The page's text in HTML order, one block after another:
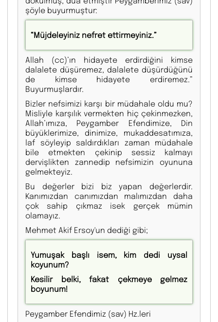
şöyle buyurmuştur:
“Müjdeleyiniz nefret ettirmeyiniz.”
Allah (cc)’ın hidayete erdirdiğini kimse
dalalete düşüremez, dalalete düşürdüğünü
de kimse hidayete erdiremez.”
Buyurmuşlardır.
Bizler nefsimizi karşı bir müdahale oldu mu?
Misliyle karşılık vermekten hiç çekinmezken,
Allah’ımıza, Peygamber Efendimize, Din
büyüklerimize, dinimize, mukaddesatımıza,
laf söyleyip saldırdıkları zaman müdahale
bile etmekten çekinip sessiz kalmayı
dervişlikten zannedip nefsimizin oyununa
gelmekteyiz.
Bu değerler bizi biz yapan değerlerdir.
Kanımızdan canımızdan malımızdan daha
çok sahip çıkmaz isek gerçek mümin
olamayız.
Mehmet Akif Ersoy'un dediği gibi;
Yumuşak başlı isem, kim dedi uysal
koyunum?
Kesilir belki, fakat çekmeye gelmez
boyunum!
Peygamber Efendimiz (sav) Hz.leri